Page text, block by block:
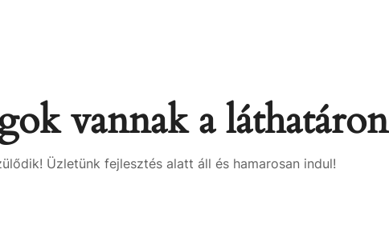
vannak a láthatáron
Üzletünk fejlesztés alatt áll és hamarosan indul!